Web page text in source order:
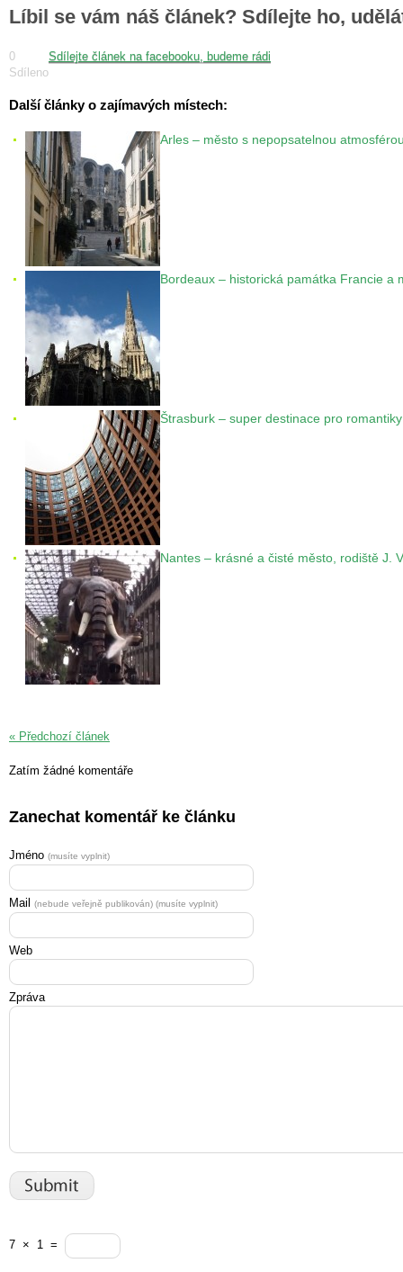
Líbil se vám náš článek? Sdílejte ho,
0
Sdíleno
Sdílejte článek na facebooku, budeme rádi
Další články o zajímavých místech:
Arles – město s nepopsatelnou
Bordeaux – historická památka Francie a
Štrasburk – super destinace pro
Nantes – krásné a čisté město, rodiště J.
« Předchozí článek
Zatím žádné komentáře
Zanechat komentář ke článku
Jméno (musíte vyplnit)
Mail (nebude veřejně publikován) (musíte vyplnit)
Web
Zpráva
7 × 1 =